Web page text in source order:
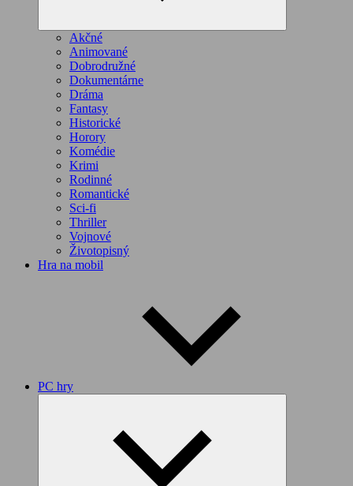
Akčné
Animované
Dobrodružné
Dokumentárne
Dráma
Fantasy
Historické
Horory
Komédie
Krimi
Rodinné
Romantické
Sci-fi
Thriller
Vojnové
Životopisný
Hra na mobil
PC hry